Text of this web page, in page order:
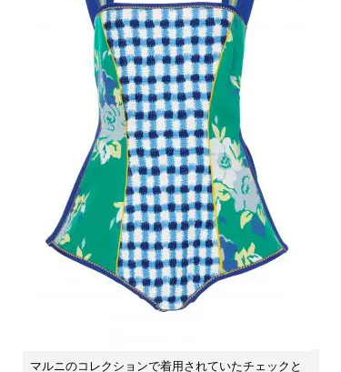
マルニのコレクションで着用されていたチェックと